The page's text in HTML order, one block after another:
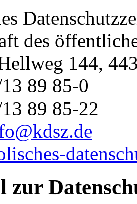
des
144,
89 85-0
89 85-22
zur